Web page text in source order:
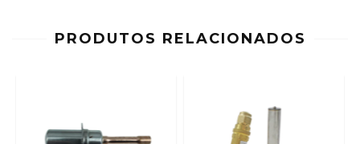
PRODUTOS RELACIONADOS